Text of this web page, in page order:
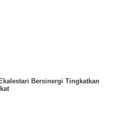
Bersinergi Tingkatkan